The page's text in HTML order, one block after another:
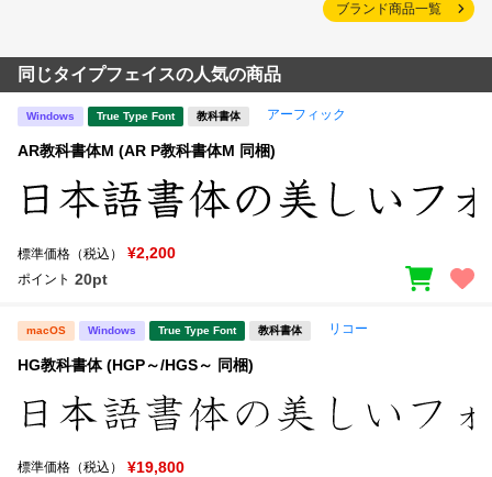
ブランド商品一覧
同じタイプフェイスの人気の商品
Windows True Type Font 教科書体 アーフィック
AR教科書体M (AR P教科書体M 同梱)
標準価格（税込） ¥2,200
ポイント 20pt
macOS Windows True Type Font 教科書体 リコー
HG教科書体 (HGP～/HGS～ 同梱)
標準価格（税込） ¥19,800